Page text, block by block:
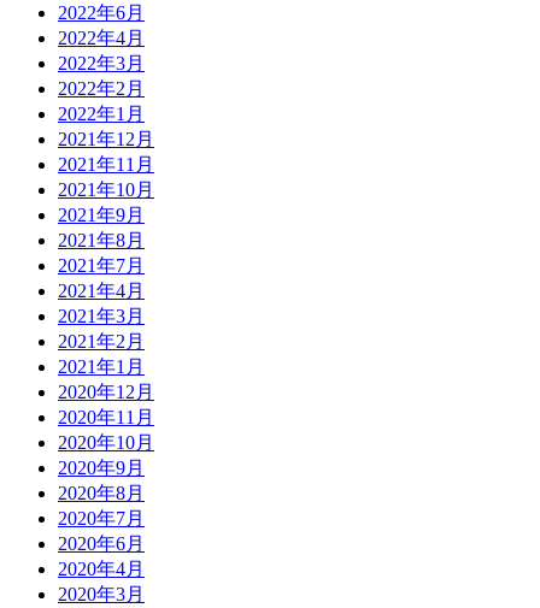
2022年6月
2022年4月
2022年3月
2022年2月
2022年1月
2021年12月
2021年11月
2021年10月
2021年9月
2021年8月
2021年7月
2021年4月
2021年3月
2021年2月
2021年1月
2020年12月
2020年11月
2020年10月
2020年9月
2020年8月
2020年7月
2020年6月
2020年4月
2020年3月